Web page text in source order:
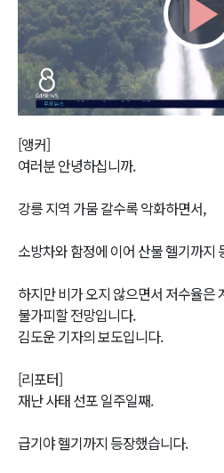
[앵커]
여러분 안녕하십니까.
강릉 지역 가뭄 갈수록 악화하면서,
소방차와 함정에 이어 산불 헬기까지
하지만 비가 오지 않으면서 저수율은
불가피할 전망입니다.
김도운 기자의 보도입니다.
[리포터]
재난 사태 선포 일주일째.
급기야 헬기까지 등장했습니다.